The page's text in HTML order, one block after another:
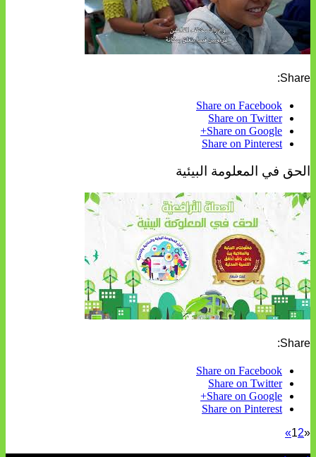
Share:
Share on Facebook
Share on Twitter
Share on Google+
Share on Pinterest
الحق في المعلومة البيئية
Share:
Share on Facebook
Share on Twitter
Share on Google+
Share on Pinterest
«
12
»